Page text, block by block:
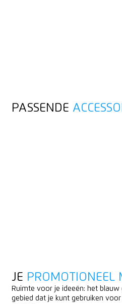
PASSENDE
JE PROMOTIONEEL
Ruimte voor je ideeën: het blauw
gebied dat je kunt gebruiken